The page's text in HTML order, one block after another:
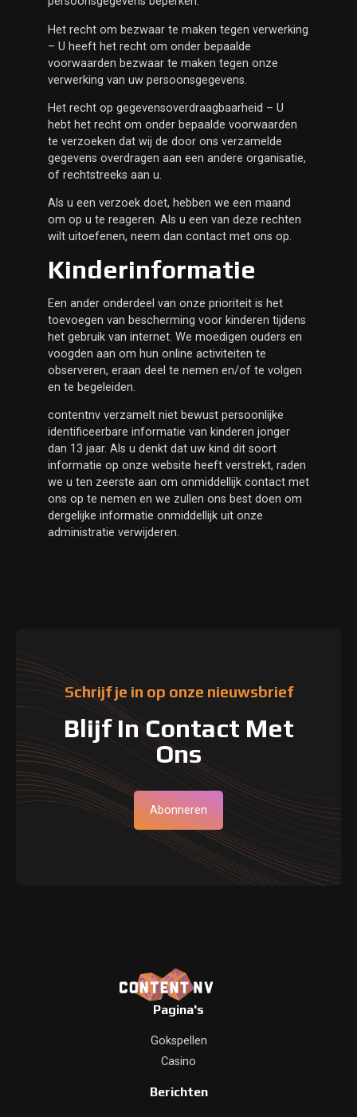
Het recht om bezwaar te maken tegen verwerking
– U heeft het recht om onder bepaalde
voorwaarden bezwaar te maken tegen onze
verwerking van uw persoonsgegevens.
Het recht op gegevensoverdraagbaarheid – U
hebt het recht om onder bepaalde voorwaarden
te verzoeken dat wij de door ons verzamelde
gegevens overdragen aan een andere organisatie,
of rechtstreeks aan u.
Als u een verzoek doet, hebben we een maand
om op u te reageren. Als u een van deze rechten
wilt uitoefenen, neem dan contact met ons op.
Kinderinformatie
Een ander onderdeel van onze prioriteit is het
toevoegen van bescherming voor kinderen tijdens
het gebruik van internet. We moedigen ouders en
voogden aan om hun online activiteiten te
observeren, eraan deel te nemen en/of te volgen
en te begeleiden.
contentnv verzamelt niet bewust persoonlijke
identificeerbare informatie van kinderen jonger
dan 13 jaar. Als u denkt dat uw kind dit soort
informatie op onze website heeft verstrekt, raden
we u ten zeerste aan om onmiddellijk contact met
ons op te nemen en we zullen ons best doen om
dergelijke informatie onmiddellijk uit onze
administratie verwijderen.
Schrijf je in op onze nieuwsbrief
Blijf In Contact Met
Ons
Abonneren
Pagina's
Gokspellen
Casino
Berichten